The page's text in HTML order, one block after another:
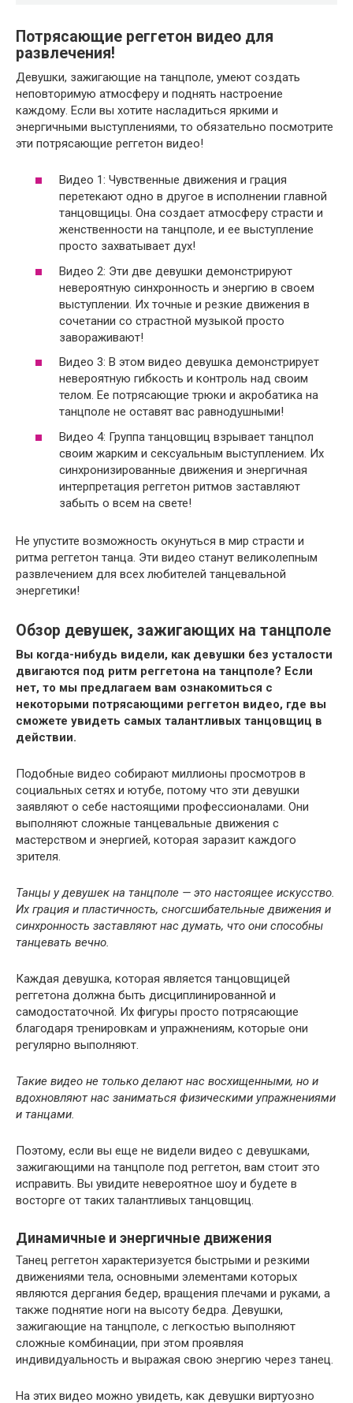
Потрясающие реггетон видео для
развлечения!
Девушки, зажигающие на танцполе, умеют создать
неповторимую атмосферу и поднять настроение
каждому. Если вы хотите насладиться яркими и
энергичными выступлениями, то обязательно посмотрите
эти потрясающие реггетон видео!
Видео 1: Чувственные движения и грация
перетекают одно в другое в исполнении главной
танцовщицы. Она создает атмосферу страсти и
женственности на танцполе, и ее выступление
просто захватывает дух!
Видео 2: Эти две девушки демонстрируют
невероятную синхронность и энергию в своем
выступлении. Их точные и резкие движения в
сочетании со страстной музыкой просто
завораживают!
Видео 3: В этом видео девушка демонстрирует
невероятную гибкость и контроль над своим
телом. Ее потрясающие трюки и акробатика на
танцполе не оставят вас равнодушными!
Видео 4: Группа танцовщиц взрывает танцпол
своим жарким и сексуальным выступлением. Их
синхронизированные движения и энергичная
интерпретация реггетон ритмов заставляют
забыть о всем на свете!
Не упустите возможность окунуться в мир страсти и
ритма реггетон танца. Эти видео станут великолепным
развлечением для всех любителей танцевальной
энергетики!
Обзор девушек, зажигающих на танцполе
Вы когда-нибудь видели, как девушки без усталости
двигаются под ритм реггетона на танцполе? Если
нет, то мы предлагаем вам ознакомиться с
некоторыми потрясающими реггетон видео, где вы
сможете увидеть самых талантливых танцовщиц в
действии.
Подобные видео собирают миллионы просмотров в
социальных сетях и ютубе, потому что эти девушки
заявляют о себе настоящими профессионалами. Они
выполняют сложные танцевальные движения с
мастерством и энергией, которая заразит каждого
зрителя.
Танцы у девушек на танцполе — это настоящее искусство.
Их грация и пластичность, сногсшибательные движения и
синхронность заставляют нас думать, что они способны
танцевать вечно.
Каждая девушка, которая является танцовщицей
реггетона должна быть дисциплинированной и
самодостаточной. Их фигуры просто потрясающие
благодаря тренировкам и упражнениям, которые они
регулярно выполняют.
Такие видео не только делают нас восхищенными, но и
вдохновляют нас заниматься физическими упражнениями
и танцами.
Поэтому, если вы еще не видели видео с девушками,
зажигающими на танцполе под реггетон, вам стоит это
исправить. Вы увидите невероятное шоу и будете в
восторге от таких талантливых танцовщиц.
Динамичные и энергичные движения
Танец реггетон характеризуется быстрыми и резкими
движениями тела, основными элементами которых
являются дергания бедер, вращения плечами и руками, а
также поднятие ноги на высоту бедра. Девушки,
зажигающие на танцполе, с легкостью выполняют
сложные комбинации, при этом проявляя
индивидуальность и выражая свою энергию через танец.
На этих видео можно увидеть, как девушки виртуозно